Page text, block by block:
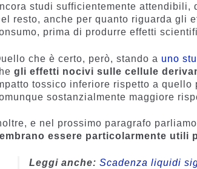
studi sufficientemente
resto, anche per quanto riguarda gli
prima di produrre effetti
che è certo, però, stando a uno
gli effetti nocivi sulle cellule
tossico inferiore rispetto a
sostanzialmente maggiore
e nel prossimo paragrafo
essere particolarmente utili
Leggi anche:Scadenza liquidi